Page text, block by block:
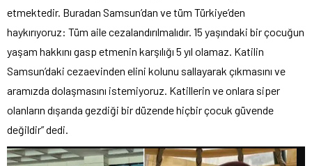
etmektedir. Buradan Samsun’dan ve tüm Türkiye’den
haykırıyoruz: Tüm aile cezalandırılmalıdır. 15 yaşındaki bir çocuğun
yaşam hakkını gasp etmenin karşılığı 5 yıl olamaz. Katilin
Samsun’daki cezaevinden elini kolunu sallayarak çıkmasını ve
aramızda dolaşmasını istemiyoruz. Katillerin ve onlara siper
olanların dışarıda gezdiği bir düzende hiçbir çocuk güvende
değildir” dedi.